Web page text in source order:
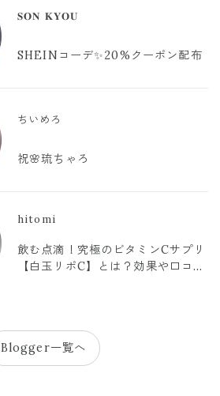
𝐒𝐎𝐍 𝐊𝐘𝐎𝐔
SHEINコーデ✨20%クーポン配布
ちいめろ
祝🌸琉ちゃろ
hitomi
飲む点滴！究極のビタミンCサプリ
【白玉リポC】とは？効果や口コミ
Blogger一覧へ